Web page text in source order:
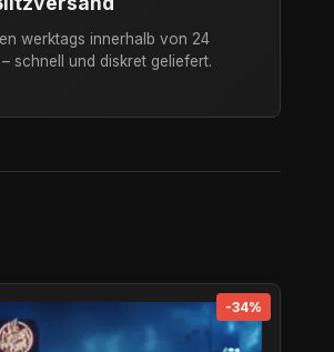
werktags innerhalb von 24
schnell und diskret geliefert.
-34%